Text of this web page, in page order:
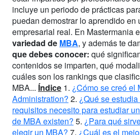
incluye un periodo de prácticas
puedan demostrar lo aprendido en
empresarial real. En Mastermania
variedad de MBA, y además te
que debes conocer: qué
contenidos se imparten, qué
cuáles son los rankings que
MBA... Índice 1. ¿Cómo se creó el
Administration? 2. ¿Qué se
requisitos necesito para estudiar
de MBA existen? 5. ¿Para qué
elegir un MBA? 7. ¿Cuál es el